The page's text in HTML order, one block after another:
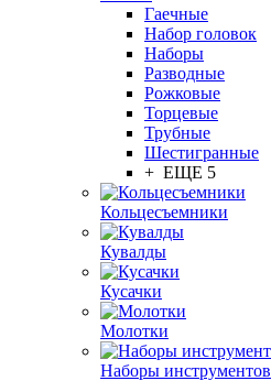
Гаечные
Набор головок
Наборы
Разводные
Рожковые
Торцевые
Трубные
Шестигранные
+ ЕЩЕ 5
Кольцесъемники
Кувалды
Кусачки
Молотки
Наборы инструментов